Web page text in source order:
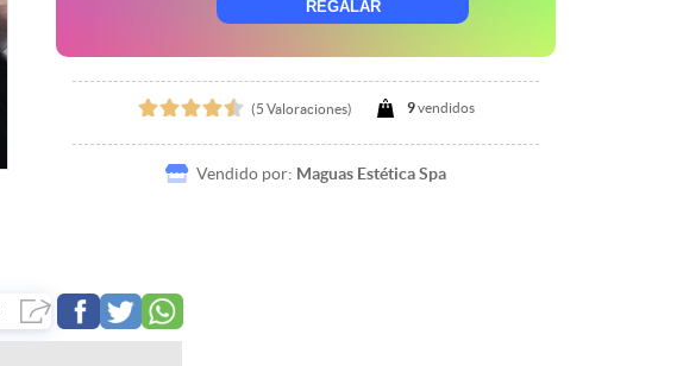
REGALAR
(5 Valoraciones) 9vendidos
Vendido por: Maguas Estética Spa